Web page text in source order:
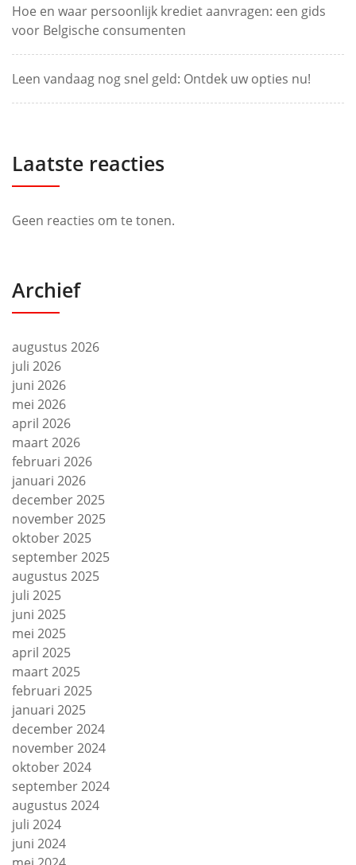
Hoe en waar persoonlijk krediet aanvragen: een gids
voor Belgische consumenten
Leen vandaag nog snel geld: Ontdek uw opties nu!
Laatste reacties
Geen reacties om te tonen.
Archief
augustus 2026
juli 2026
juni 2026
mei 2026
april 2026
maart 2026
februari 2026
januari 2026
december 2025
november 2025
oktober 2025
september 2025
augustus 2025
juli 2025
juni 2025
mei 2025
april 2025
maart 2025
februari 2025
januari 2025
december 2024
november 2024
oktober 2024
september 2024
augustus 2024
juli 2024
juni 2024